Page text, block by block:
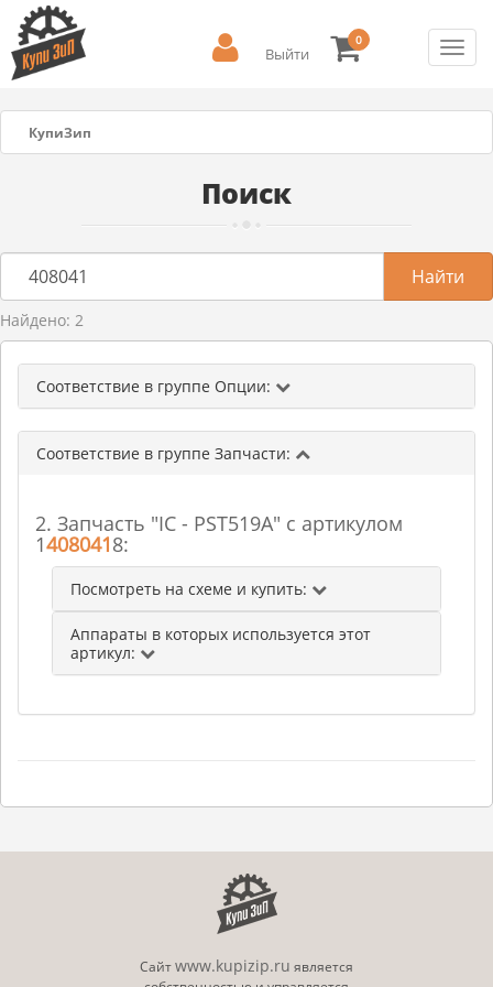
Выйти
0
КупиЗип
Поиск
Найдено: 2
Соответствие в группе Опции:
Соответствие в группе Запчасти:
2. Запчасть "IC - PST519A" с артикулом
14080418:
Посмотреть на схеме и купить:
Аппараты в которых используется этот
артикул:
Сайтwww.kupizip.ru является